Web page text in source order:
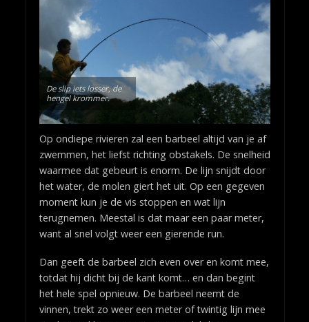
De slip iets losser, de
hengel krommer.
Op ondiepe rivieren zal een barbeel altijd van je af
zwemmen, het liefst richting obstakels. De snelheid
waarmee dat gebeurt is enorm. De lijn snijdt door
het water, de molen giert het uit. Op een gegeven
moment kun je de vis stoppen en wat lijn
terugnemen. Meestal is dat maar een paar meter,
want al snel volgt weer een gierende run.
Dan geeft de barbeel zich even over en komt mee,
totdat hij dicht bij de kant komt… en dan begint
het hele spel opnieuw. De barbeel neemt de
vinnen, trekt zo weer een meter of twintig lijn mee